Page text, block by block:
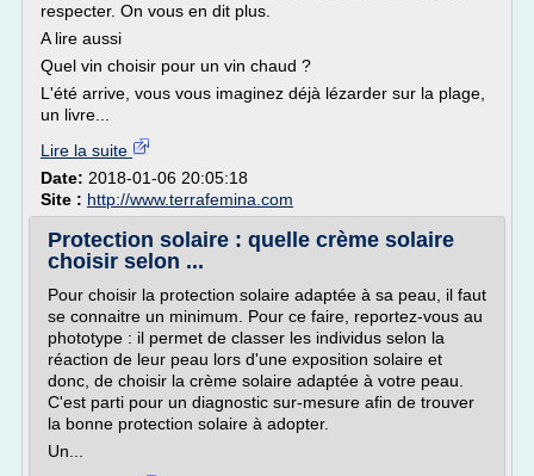
respecter. On vous en dit plus.
A lire aussi
Quel vin choisir pour un vin chaud ?
L'été arrive, vous vous imaginez déjà lézarder sur la plage,
un livre...
Lire la suite
Date: 2018-01-06 20:05:18
Site : http://www.terrafemina.com
Protection solaire : quelle crème solaire
choisir selon ...
Pour choisir la protection solaire adaptée à sa peau, il faut
se connaitre un minimum. Pour ce faire, reportez-vous au
phototype : il permet de classer les individus selon la
réaction de leur peau lors d'une exposition solaire et
donc, de choisir la crème solaire adaptée à votre peau.
C'est parti pour un diagnostic sur-mesure afin de trouver
la bonne protection solaire à adopter.
Un...